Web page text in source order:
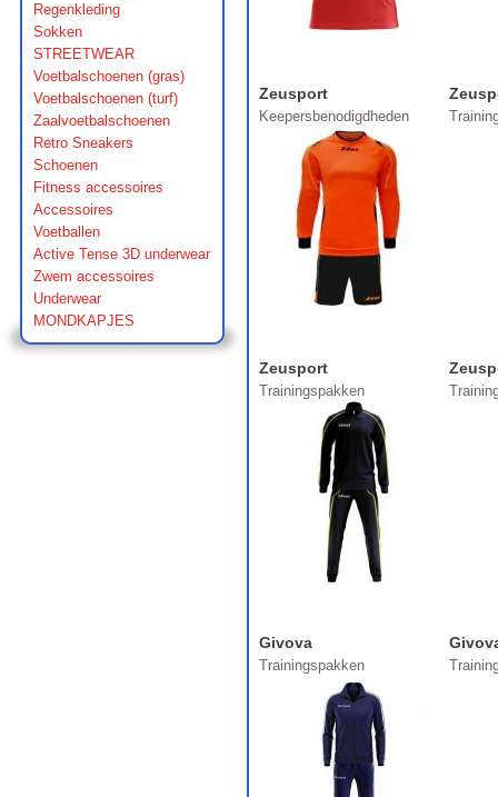
Regenkleding
Sokken
STREETWEAR
Voetbalschoenen (gras)
Voetbalschoenen (turf)
Zaalvoetbalschoenen
Retro Sneakers
Schoenen
Fitness accessoires
Accessoires
Voetballen
Active Tense 3D underwear
Zwem accessoires
Underwear
MONDKAPJES
Zeusport
Keepersbenodigdheden
Zeusport
Trainingspakken
Givova
Trainingspakken